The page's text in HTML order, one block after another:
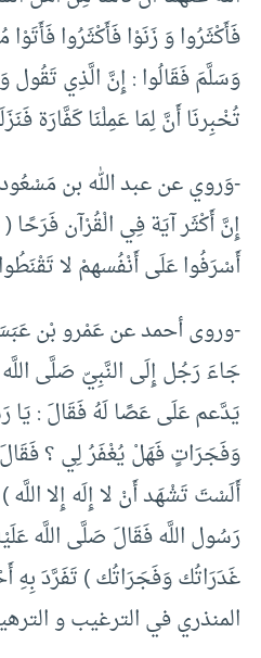
فَأَكْثَرُوا وَ زَنَوْا فَأَكْثَرُوا
وَسَلَّمَ فَقَالُوا : إِنَّ الَّذِي
تُخْبِرنَا أَنَّ لِمَا عَمِلْنَا كَفَّارَة
-وَروي عن عبد الله بن
إِنَّ أَكْثَر آيَة فِي الْقُرْآن فَرَحًا
أَسْرَفُوا عَلَى أَنْفُسهمْ لا
-وروى أحمد عن عَمْرو بْن
جَاءَ رَجُل إِلَى النَّبِيّ صَلَّى
يَدَّعم عَلَى عَصًا لَهُ فَقَالَ : يَا
وَفَجَرَاتٍ فَهَلْ يُغْفَرُ لِي ؟
أَلَسْتَ تَشْهَد أَنْ لا إِلَه إِلا
رَسُول اللَّه فَقَالَ صَلَّى اللَّه
غَدَرَاتُك وَفَجَرَاتُك ) تَفَرَّدَ بِهِ
المنذري في الترغيب و